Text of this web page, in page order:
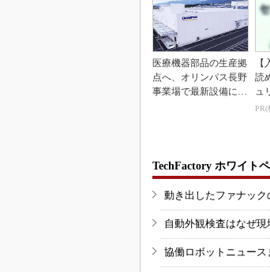
医療機器部品の生産拠
点へ、オリンパス長野
事業場で最新設備に機
読
ュ
TechFactory ホワイト
動き出したファナック
自動外観検査はなぜ
協働ロボットニュース